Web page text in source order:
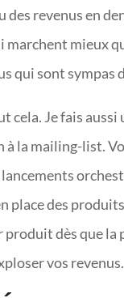
des revenus en
mieux
qui sont sympas
cela. Je fais
la mailing-list.
place des
dès que la
vos revenus.